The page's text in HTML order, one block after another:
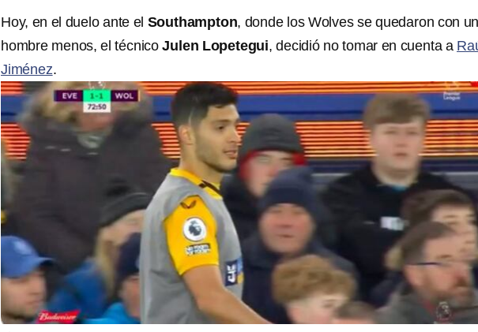
Hoy, en el duelo ante el Southampton, donde los Wolves se quedaron con
hombre menos, el técnicoJulen Lopetegui, decidió no tomar en cuenta a
Jiménez.